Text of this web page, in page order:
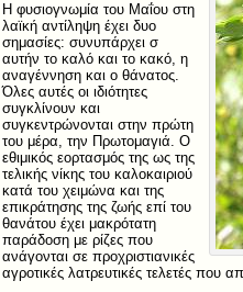
Η φυσιογνωμία του Μαΐου στη
λαϊκή αντίληψη έχει δυο
σημασίες: συνυπάρχει σ
αυτήν το καλό και το κακό, η
αναγέννηση και ο θάνατος.
Όλες αυτές οι ιδιότητες
συγκλίνουν και
συγκεντρώνονται στην πρώτη
του μέρα, την Πρωτομαγιά. Ο
εθιμικός εορτασμός της ως της
τελικής νίκης του καλοκαιριού
κατά του χειμώνα και της
επικράτησης της ζωής επί του
θανάτου έχει μακρότατη
παράδοση με ρίζες που
ανάγονται σε προχριστιανικές
αγροτικές λατρευτικές τελετές